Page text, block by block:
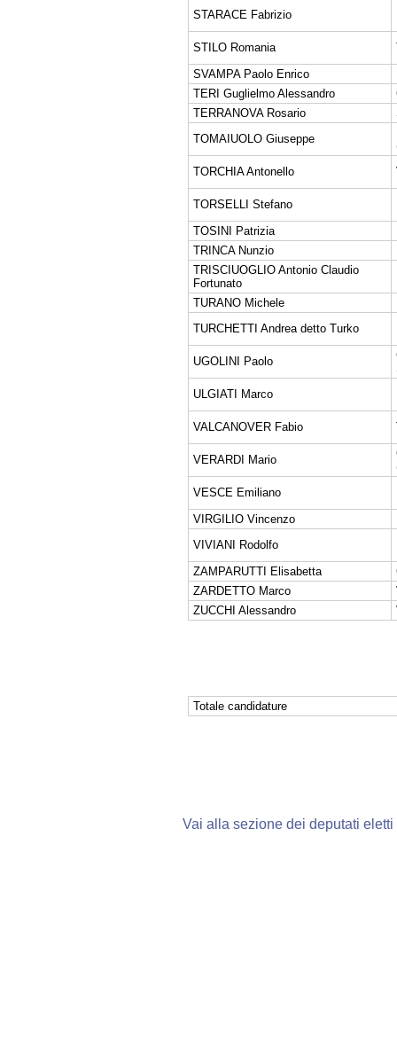
STARACE Fabrizio
STILO Romania
SVAMPA Paolo Enrico
TERI Guglielmo Alessandro
TERRANOVA Rosario
TOMAIUOLO Giuseppe
TORCHIA Antonello
TORSELLI Stefano
TOSINI Patrizia
TRINCA Nunzio
TRISCIUOGLIO Antonio Claudio
Fortunato
TURANO Michele
TURCHETTI Andrea detto Turko
UGOLINI Paolo
ULGIATI Marco
VALCANOVER Fabio
VERARDI Mario
VESCE Emiliano
VIRGILIO Vincenzo
VIVIANI Rodolfo
ZAMPARUTTI Elisabetta
ZARDETTO Marco
ZUCCHI Alessandro
Totale candidature
Vai alla sezione dei deputati